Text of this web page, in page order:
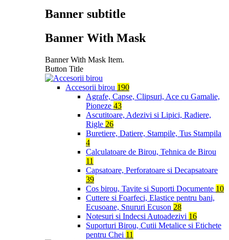
Banner subtitle
Banner With Mask
Banner With Mask Item.
Button Title
Accesorii birou 190
Agrafe, Capse, Clipsuri, Ace cu Gamalie,
Pioneze 43
Ascutitoare, Adezivi si Lipici, Radiere,
Rigle 26
Buretiere, Datiere, Stampile, Tus Stampila
4
Calculatoare de Birou, Tehnica de Birou
11
Capsatoare, Perforatoare si Decapsatoare
39
Cos birou, Tavite si Suporti Documente 10
Cuttere si Foarfeci, Elastice pentru bani,
Ecusoane, Snururi Ecuson 28
Notesuri si Indecsi Autoadezivi 16
Suporturi Birou, Cutii Metalice si Etichete
pentru Chei 11